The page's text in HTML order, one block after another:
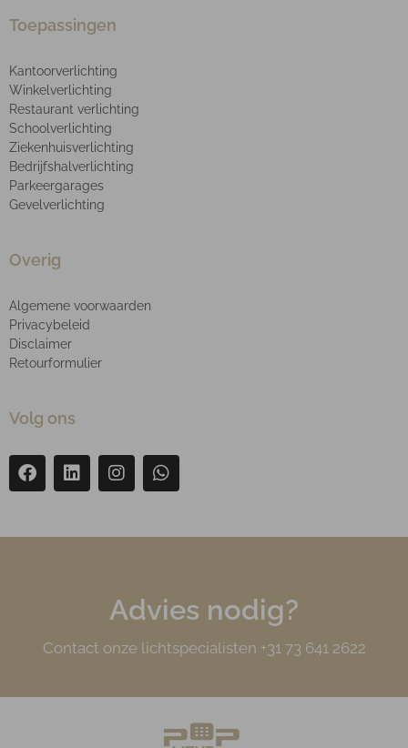
Toepassingen
Kantoorverlichting
Winkelverlichting
Restaurant verlichting
Schoolverlichting
Ziekenhuisverlichting
Bedrijfshalverlichting
Parkeergarages
Gevelverlichting
Overig
Algemene voorwaarden
Privacybeleid
Disclaimer
Retourformulier
Volg ons
Advies nodig?
Contact onze lichtspecialisten +31 73 641 2622